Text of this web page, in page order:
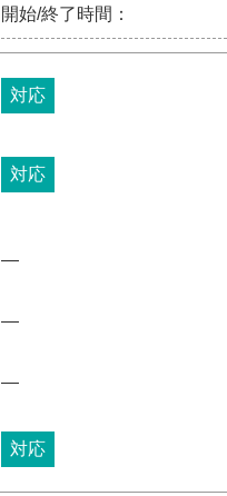
開始/終了時間：
対応
対応
―
―
―
対応